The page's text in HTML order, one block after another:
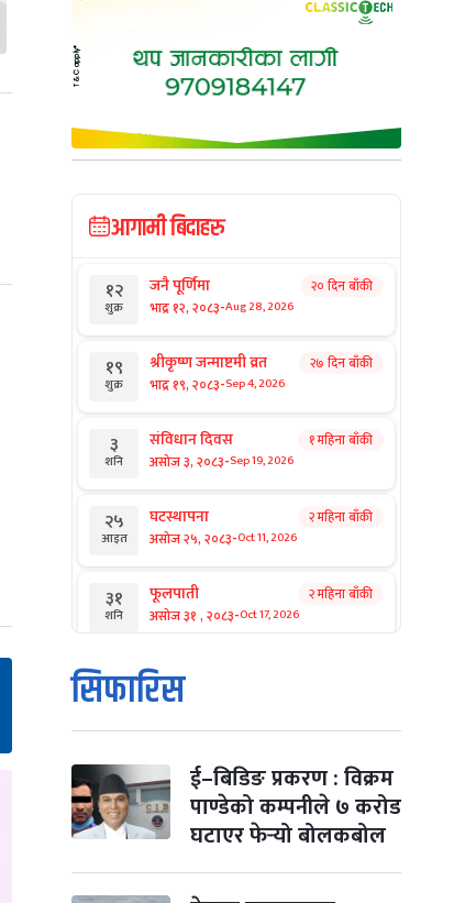
आगामी बिदाहरु
१२
शुक्र
जनै पूर्णिमा
भाद्र १२, २०८३-Aug 28, 2026
२० दिन बाँकी
१९
शुक्र
श्रीकृष्ण जन्माष्टमी व्रत
भाद्र १९, २०८३-Sep 4, 2026
२७ दिन बाँकी
३
शनि
संविधान दिवस
असोज ३, २०८३-Sep 19, 2026
१ महिना बाँकी
२५
आइत
घटस्थापना
असोज २५, २०८३-Oct 11, 2026
२ महिना बाँकी
३१
शनि
फूलपाती
असोज ३१ , २०८३-Oct 17, 2026
२ महिना बाँकी
१
आइत
कार्तिक सङ्क्रान्ति
कार्तिक १, २०८३
मंगल कार्तिक ३, २०८३-Oct 20, 2026
४ विजयादशमी
कार्तिक ४, २०८३-Oct 21, 2026
२ महिना बाँकी
सिफारिस
ई–बिडिङ प्रकरण : विक्रम
पाण्डेको कम्पनीले ७ करोड
घटाएर फेर्‍यो बोलकबोल